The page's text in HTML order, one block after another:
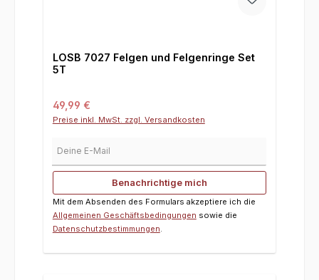
LOSB 7027 Felgen und Felgenringe Set
5T
Regulärer Preis:
49,99 €
Preise inkl. MwSt. zzgl. Versandkosten
Benachrichtige mich
Mit dem Absenden des Formulars akzeptiere ich die
Allgemeinen Geschäftsbedingungen sowie die
Datenschutzbestimmungen